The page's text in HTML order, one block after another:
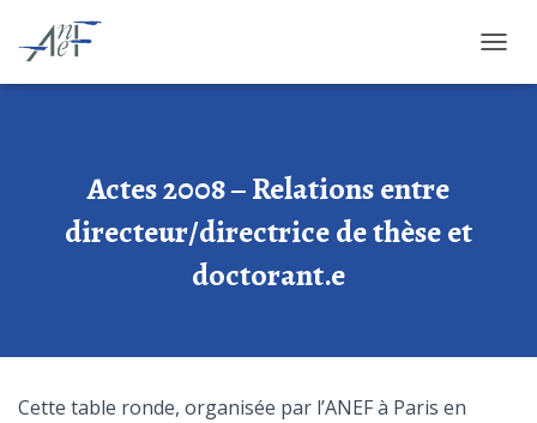
Actes 2008 – Relations entre
directeur/directrice de thèse et
doctorant.e
Cette table ronde, organisée par l’ANEF à Paris en